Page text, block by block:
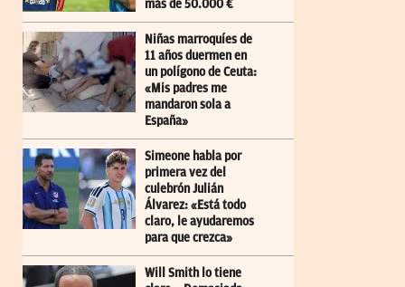
más de 50.000 €
Niñas marroquíes de
11 años duermen en
un polígono de Ceuta:
«Mis padres me
mandaron sola a
España»
Simeone habla por
primera vez del
culebrón Julián
Álvarez: «Está todo
claro, le ayudaremos
para que crezca»
Will Smith lo tiene